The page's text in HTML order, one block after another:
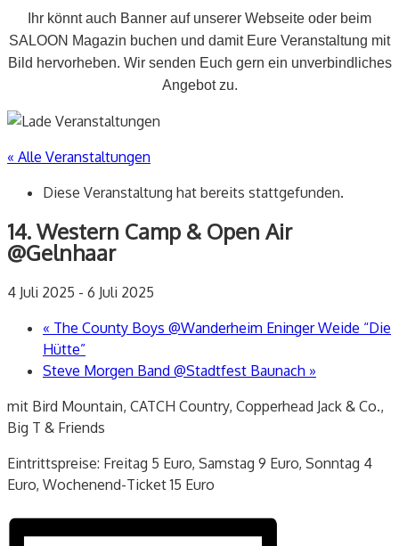
Ihr könnt auch Banner auf unserer Webseite oder beim
SALOON Magazin buchen und damit Eure Veranstaltung mit
Bild hervorheben. Wir senden Euch gern ein unverbindliches
Angebot zu.
« Alle Veranstaltungen
Diese Veranstaltung hat bereits stattgefunden.
14. Western Camp & Open Air
@Gelnhaar
4 Juli 2025 - 6 Juli 2025
« The County Boys @Wanderheim Eninger Weide “Die
Hütte”
Steve Morgen Band @Stadtfest Baunach »
mit Bird Mountain, CATCH Country, Copperhead Jack & Co.,
Big T & Friends
Eintrittspreise: Freitag 5 Euro, Samstag 9 Euro, Sonntag 4
Euro, Wochenend-Ticket 15 Euro